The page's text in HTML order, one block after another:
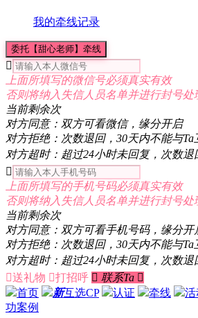
我的牵线记录
委托【甜心老师】牵线

上面所填写的微信号必须真实有效
否则将纳入失信人员名单并进行封号处
当前剩余次
对方同意：双方可看微信，缘分开启
对方拒绝：次数退回，30天内不能与Ta
对方超时：超过24小时未回复，次数退

上面所填写的手机号码必须真实有效
否则将纳入失信人员名单并进行封号处
当前剩余次
对方同意：双方可看手机号码，缘分开
对方拒绝：次数退回，30天内不能与Ta
对方超时：超过24小时未回复，次数退
送礼物 打招呼  联系Ta 
首页
新互选CP 认证 牵线 活
功案例